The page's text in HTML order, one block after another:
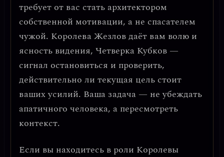
требует от вас стать архитектором
собственной мотивации, а не спасателем
чужой. Королева Жезлов даёт вам волю и
ясность видения, Четверка Кубков —
сигнал остановиться и проверить,
действительно ли текущая цель стоит
ваших усилий. Ваша задача — не убеждать
апатичного человека, а пересмотреть
контекст.
Если вы находитесь в роли Королевы